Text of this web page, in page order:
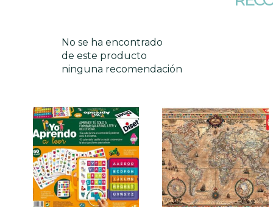
No se ha encontrado
de este producto
ninguna recomendación